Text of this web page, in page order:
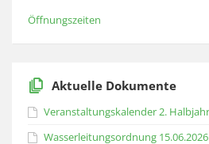
Öffnungszeiten
Aktuelle Dokumente
Veranstaltungskalender 2.
Wasserleitungsordnung 15.06.2026